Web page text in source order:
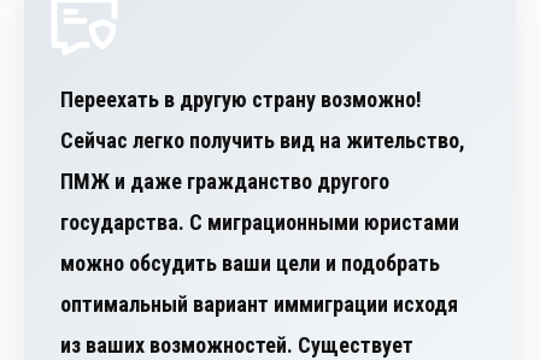
Переехать в другую страну возможно!
Сейчас легко получить вид на жительство,
ПМЖ и даже гражданство другого
государства. С миграционными юристами
можно обсудить ваши цели и подобрать
оптимальный вариант иммиграции исходя
из ваших возможностей. Существует